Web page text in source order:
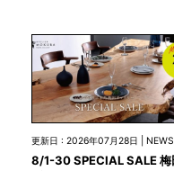
更新日 : 2026年07月28日 | NEWS
8/1-30 SPECIAL SALE 梅